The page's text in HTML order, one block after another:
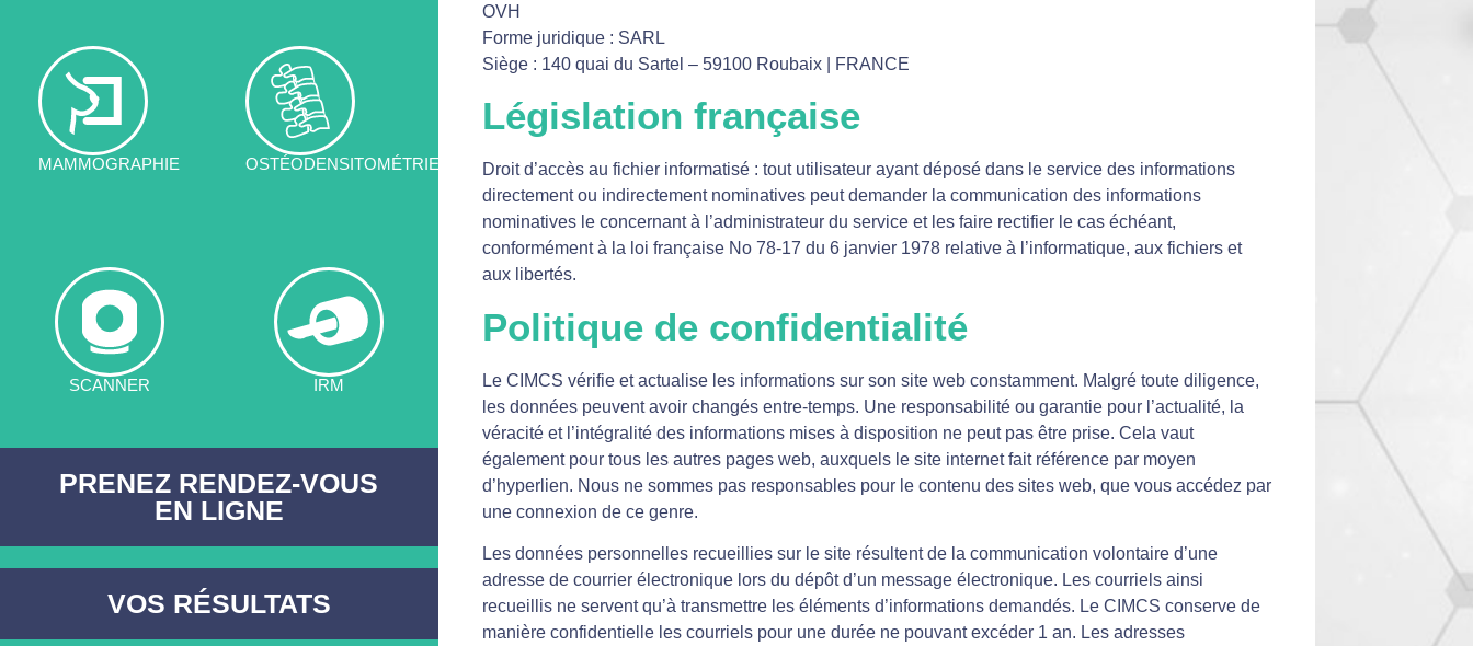
MAMMOGRAPHIE OSTÉODENSITOMÉTRIE
SCANNER IRM
PRENEZ RENDEZ-VOUS
EN LIGNE
VOS RÉSULTATS
OVH
Forme juridique : SARL
Siège : 140 quai du Sartel – 59100 Roubaix | FRANCE
Législation française
Droit d’accès au fichier informatisé : tout utilisateur ayant déposé dans le service des informations
directement ou indirectement nominatives peut demander la communication des informations
nominatives le concernant à l’administrateur du service et les faire rectifier le cas échéant,
conformément à la loi française No 78-17 du 6 janvier 1978 relative à l’informatique, aux fichiers et
aux libertés.
Politique de confidentialité
Le CIMCS vérifie et actualise les informations sur son site web constamment. Malgré toute diligence,
les données peuvent avoir changés entre-temps. Une responsabilité ou garantie pour l’actualité, la
véracité et l’intégralité des informations mises à disposition ne peut pas être prise. Cela vaut
également pour tous les autres pages web, auxquels le site internet fait référence par moyen
d’hyperlien. Nous ne sommes pas responsables pour le contenu des sites web, que vous accédez par
une connexion de ce genre.
Les données personnelles recueillies sur le site résultent de la communication volontaire d’une
adresse de courrier électronique lors du dépôt d’un message électronique. Les courriels ainsi
recueillis ne servent qu’à transmettre les éléments d’informations demandés. Le CIMCS conserve de
manière confidentielle les courriels pour une durée ne pouvant excéder 1 an. Les adresses